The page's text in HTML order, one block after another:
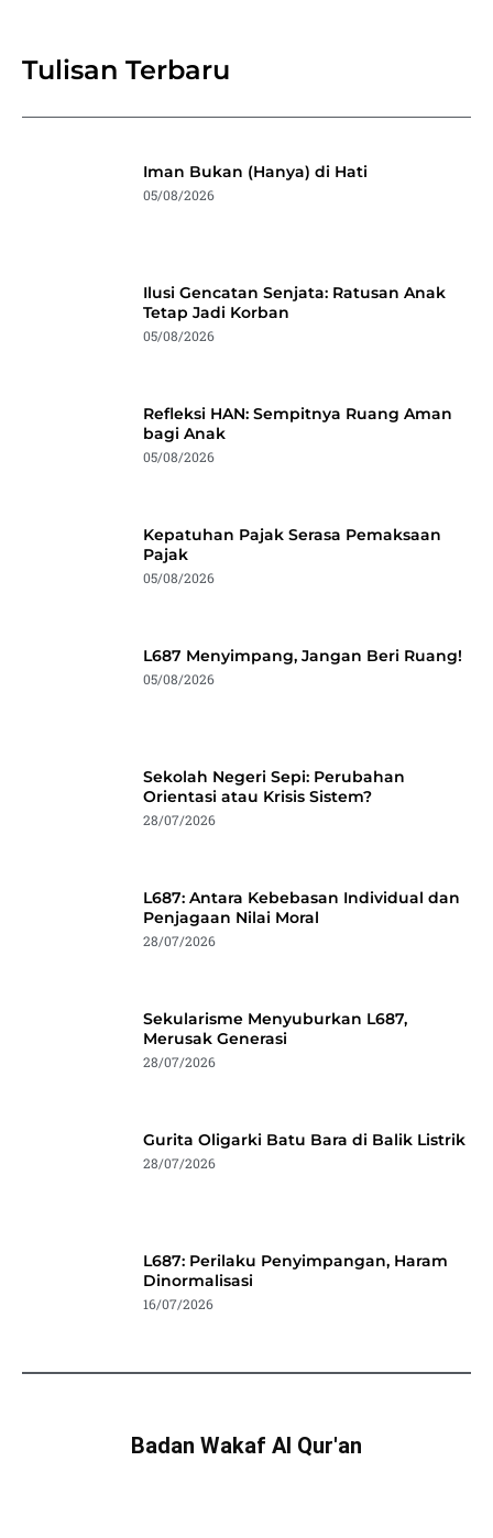
Tulisan Terbaru
Iman Bukan (Hanya) di Hati
05/08/2026
Ilusi Gencatan Senjata: Ratusan Anak
Tetap Jadi Korban
05/08/2026
Refleksi HAN: Sempitnya Ruang Aman
bagi Anak
05/08/2026
Kepatuhan Pajak Serasa Pemaksaan
Pajak
05/08/2026
L687 Menyimpang, Jangan Beri Ruang!
05/08/2026
Sekolah Negeri Sepi: Perubahan
Orientasi atau Krisis Sistem?
28/07/2026
L687: Antara Kebebasan Individual dan
Penjagaan Nilai Moral
28/07/2026
Sekularisme Menyuburkan L687,
Merusak Generasi
28/07/2026
Gurita Oligarki Batu Bara di Balik Listrik
28/07/2026
L687: Perilaku Penyimpangan, Haram
Dinormalisasi
16/07/2026
Badan Wakaf Al Qur'an